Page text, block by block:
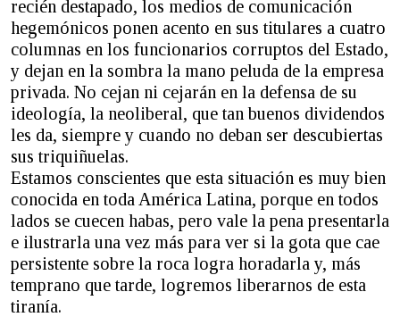
recién destapado, los medios de comunicación
hegemónicos ponen acento en sus titulares a cuatro
columnas en los funcionarios corruptos del Estado,
y dejan en la sombra la mano peluda de la empresa
privada. No cejan ni cejarán en la defensa de su
ideología, la neoliberal, que tan buenos dividendos
les da, siempre y cuando no deban ser descubiertas
sus triquiñuelas.
Estamos conscientes que esta situación es muy bien
conocida en toda América Latina, porque en todos
lados se cuecen habas, pero vale la pena presentarla
e ilustrarla una vez más para ver si la gota que cae
persistente sobre la roca logra horadarla y, más
temprano que tarde, logremos liberarnos de esta
tiranía.